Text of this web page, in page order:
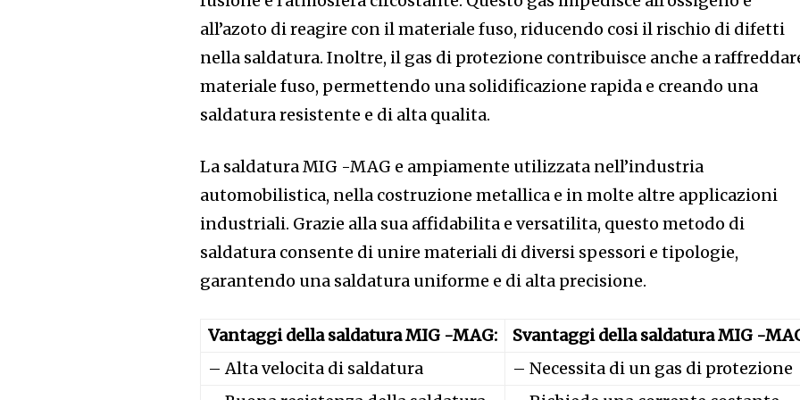
all’azoto di reagire con il materiale fuso, riducendo cosi il rischio di difetti
nella saldatura. Inoltre, il gas di protezione contribuisce anche a
materiale fuso, permettendo una solidificazione rapida e creando una
saldatura resistente e di alta qualita.
La saldatura MIG -MAG e ampiamente utilizzata nell’industria
automobilistica, nella costruzione metallica e in molte altre applicazioni
industriali. Grazie alla sua affidabilita e versatilita, questo metodo di
saldatura consente di unire materiali di diversi spessori e tipologie,
garantendo una saldatura uniforme e di alta precisione.
Vantaggi della saldatura MIG -MAG:
Svantaggi della saldatura MIG -
– Alta velocita di saldatura
– Necessita di un gas di protezione